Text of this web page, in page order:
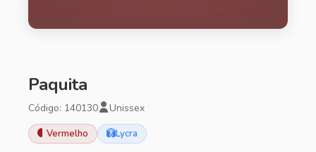
Paquita
Código: 140130 Unissex
Vermelho Lycra